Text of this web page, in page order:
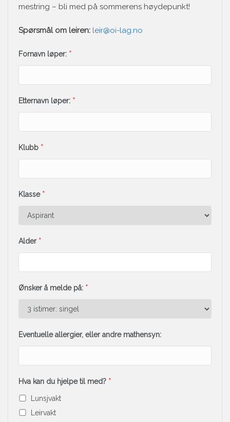
mestring – bli med på sommerens høydepunkt!
Spørsmål om leiren: leir@oi-lag.no
Fornavn løper: *
Etternavn løper: *
Klubb *
Klasse *
Alder *
Ønsker å melde på: *
Eventuelle allergier, eller andre mathensyn:
Hva kan du hjelpe til med? *
Lunsjvakt
Leirvakt